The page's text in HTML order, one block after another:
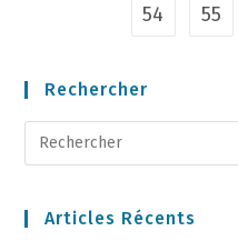
54
55
Rechercher
Articles Récents